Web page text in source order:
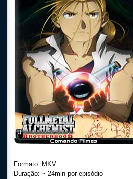
Dublado
Legendado
Formato: MKV
Duração: ~ 24min por episódio